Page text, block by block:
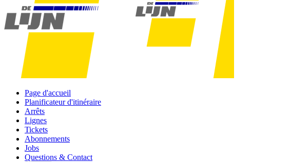
Page d'accueil
Planificateur d'itinéraire
Arrêts
Lignes
Tickets
Abonnements
Jobs
Questions & Contact